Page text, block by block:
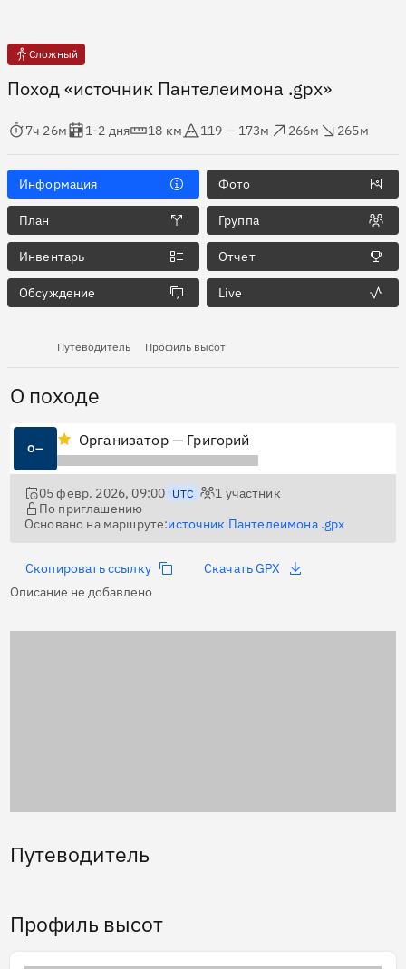
Сложный
Поход «источник Пантелеимона .gpx»
в пути
7ч 26м
Оценка в днях
1-2 дня
Дистанция
18 км
Абсолютная высота
119 — 173м
Набор высоты
266м
Сброс высоты
265м
Информация Фото
План Группа
Инвентарь Отчет
Обсуждение Live
Путеводитель Профиль высот
О походе
О— Организатор — Григорий
05 февр. 2026, 09:00 UTC 1 участник
По приглашению
Основано на маршруте:источник Пантелеимона .gpx
Скопировать ссылку
Скачать GPX
Описание не добавлено
Путеводитель
Профиль высот